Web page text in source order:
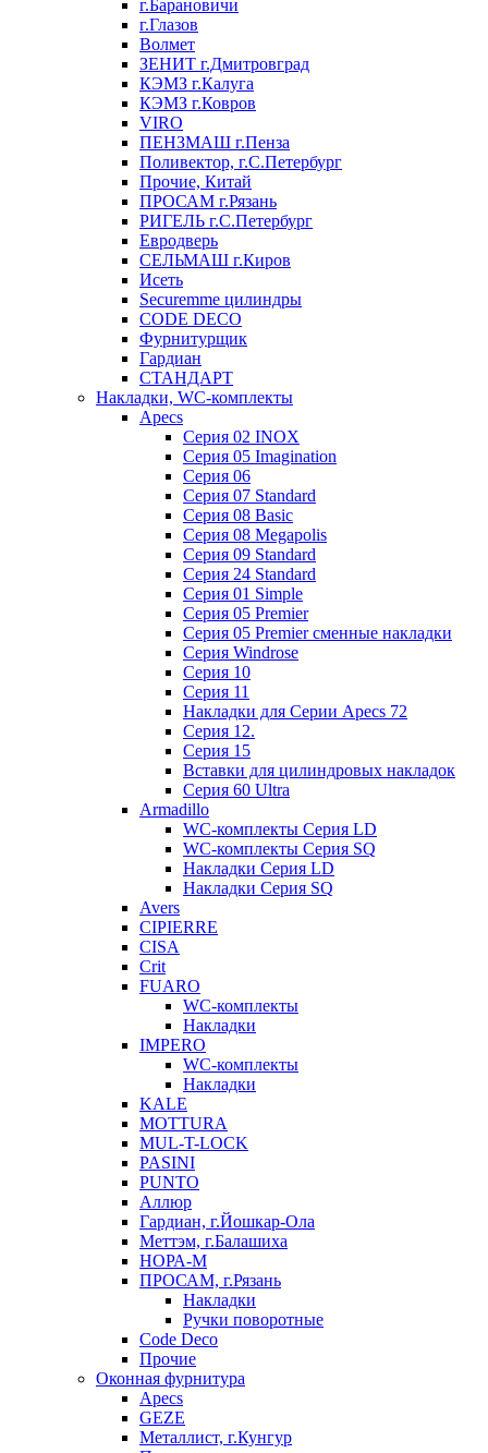
г.Барановичи
г.Глазов
Волмет
ЗЕНИТ г.Дмитровград
КЭМЗ г.Калуга
КЭМЗ г.Ковров
VIRO
ПЕНЗМАШ г.Пенза
Поливектор, г.С.Петербург
Прочие, Китай
ПРОСАМ г.Рязань
РИГЕЛЬ г.С.Петербург
Евродверь
СЕЛЬМАШ г.Киров
Исеть
Securemme цилиндры
CODE DECO
Фурнитурщик
Гардиан
СТАНДАРТ
Накладки, WC-комплекты
Apecs
Cерия 02 INOX
Cерия 05 Imagination
Cерия 06
Cерия 07 Standard
Cерия 08 Basic
Cерия 08 Megapolis
Cерия 09 Standard
Cерия 24 Standard
Серия 01 Simple
Серия 05 Premier
Серия 05 Premier сменные накладки
Cерия Windrose
Серия 10
Серия 11
Накладки для Серии Apecs 72
Серия 12.
Серия 15
Вставки для цилиндровых накладок
Серия 60 Ultra
Armadillo
WC-комплекты Серия LD
WC-комплекты Серия SQ
Накладки Серия LD
Накладки Серия SQ
Avers
CIPIERRE
CISA
Crit
FUARO
WC-комплекты
Накладки
IMPERO
WC-комплекты
Накладки
KALE
MOTTURA
MUL-T-LOCK
PASINI
PUNTO
Аллюр
Гардиан, г.Йошкар-Ола
Меттэм, г.Балашиха
НОРА-М
ПРОСАМ, г.Рязань
Накладки
Ручки поворотные
Code Deco
Прочие
Оконная фурнитура
Apecs
GEZE
Металлист, г.Кунгур